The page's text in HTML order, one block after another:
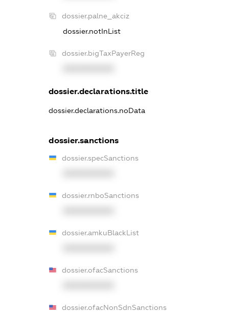
dossier.palne_akciz
dossier.notInList
dossier.bigTaxPayerReg
dossier.declarations.title
dossier.declarations.noData
dossier.sanctions
dossier.specSanctions
dossier.rnboSanctions
dossier.amkuBlackList
dossier.ofacSanctions
dossier.ofacNonSdnSanctions